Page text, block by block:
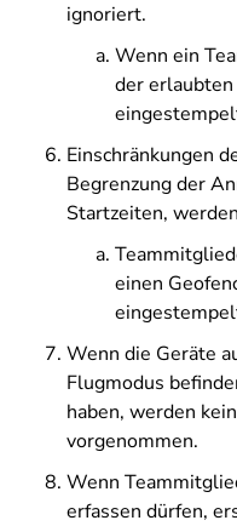
ignoriert.
Wenn ein
der
Einschränkungen
Begrenzung der
Startzeiten,
einen
Wenn die Geräte
Flugmodus
haben, werden
vorgenommen.
Wenn
erfassen dürfen,